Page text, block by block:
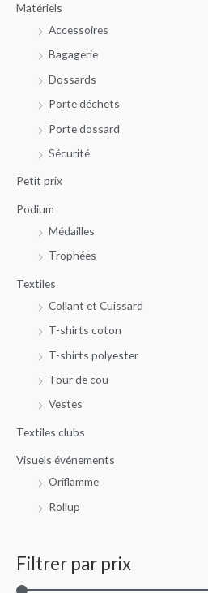
p
Matériels
Accessoires
Bagagerie
Dossards
Porte déchets
Porte dossard
Sécurité
Petit prix
Podium
Médailles
Trophées
Textiles
Collant et Cuissard
T-shirts coton
T-shirts polyester
Tour de cou
Vestes
Textiles clubs
Visuels événements
Oriflamme
Rollup
Filtrer par prix